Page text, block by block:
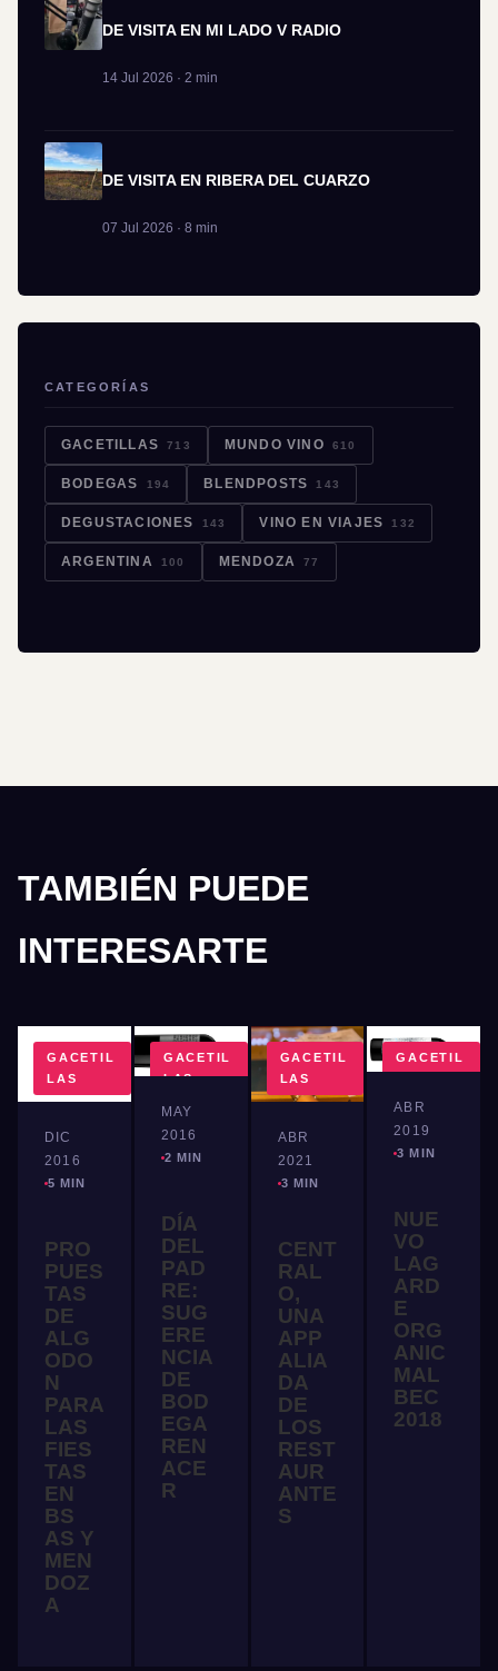
DE VISITA EN MI LADO V RADIO
14 Jul 2026 · 2 min
DE VISITA EN RIBERA DEL CUARZO
07 Jul 2026 · 8 min
CATEGORÍAS
GACETILLAS 713 MUNDO VINO 610
BODEGAS 194 BLENDPOSTS 143
DEGUSTACIONES 143 VINO EN VIAJES 132
ARGENTINA 100 MENDOZA 77
TAMBIÉN PUEDE
INTERESARTE
GACETIL
LAS
DIC
2016
5 MIN
PRO
PUES
TAS
DE
ALG
ODO
N
PARA
LAS
FIES
TAS
EN
BS
AS Y
MEN
DOZ
A
GACETIL
LAS
MAY
2016
2 MIN
DÍA
DEL
PAD
RE:
SUG
ERE
NCIA
DE
BOD
EGA
REN
ACE
R
GACETIL
LAS
ABR
2021
3 MIN
CENT
RAL
O,
UNA
APP
ALIA
DA
DE
LOS
REST
AUR
ANTE
S
GACETIL
ABR
2019
3 MIN
NUE
VO
LAG
ARD
E
ORG
ANIC
MAL
BEC
2018